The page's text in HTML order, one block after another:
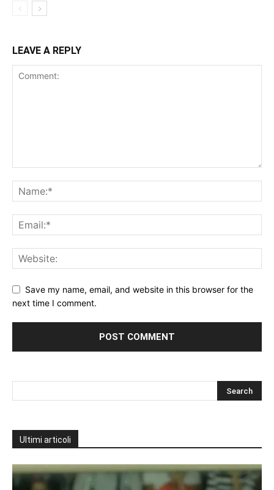
LEAVE A REPLY
Save my name, email, and website in this browser for the
next time I comment.
Ultimi articoli